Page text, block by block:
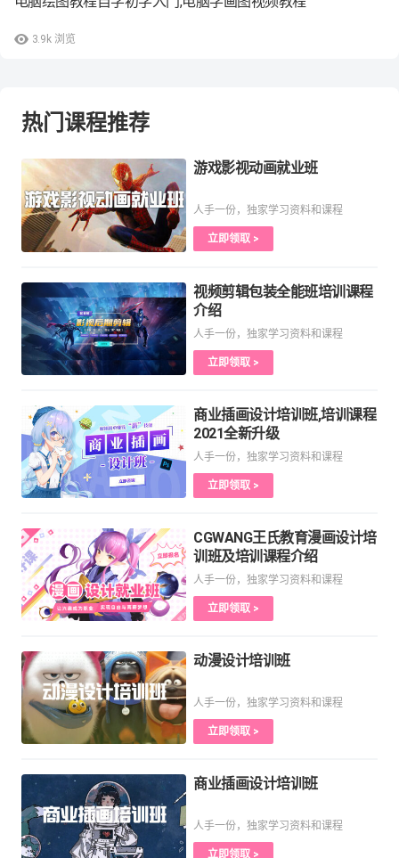
3.9k 浏览
热门课程推荐
游戏影视动画就业班
人手一份，独家学习资料和课程
立即领取 >
视频剪辑包装全能班培训课程
介绍
人手一份，独家学习资料和课程
立即领取 >
商业插画设计培训班,培训课程
2021全新升级
人手一份，独家学习资料和课程
立即领取 >
CGWANG王氏教育漫画设计培
训班及培训课程介绍
人手一份，独家学习资料和课程
立即领取 >
动漫设计培训班
人手一份，独家学习资料和课程
立即领取 >
商业插画设计培训班
人手一份，独家学习资料和课程
立即领取 >